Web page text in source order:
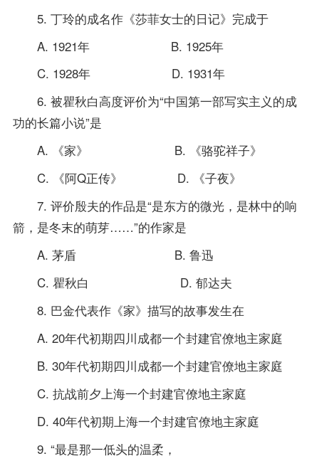
5. 丁玲的成名作《莎菲女士的日记》完成于
A. 1921年 B. 1925年
C. 1928年 D. 1931年
6. 被瞿秋白高度评价为“中国第一部写实主义的成
功的长篇小说”是
A. 《家》 B. 《骆驼祥子》
C. 《阿Q正传》 D. 《子夜》
7. 评价殷夫的作品是“是东方的微光，是林中的响
箭，是冬末的萌芽……”的作家是
A. 茅盾 B. 鲁迅
C. 瞿秋白 D. 郁达夫
8. 巴金代表作《家》描写的故事发生在
A. 20年代初期四川成都一个封建官僚地主家庭
B. 30年代初期四川成都一个封建官僚地主家庭
C. 抗战前夕上海一个封建官僚地主家庭
D. 40年代初期上海一个封建官僚地主家庭
9. “最是那一低头的温柔，